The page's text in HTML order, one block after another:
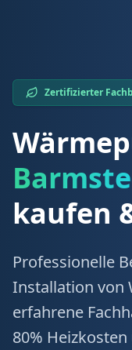
Zertifizierter
kaufen
Professionelle
Installation von
erfahrene
80%